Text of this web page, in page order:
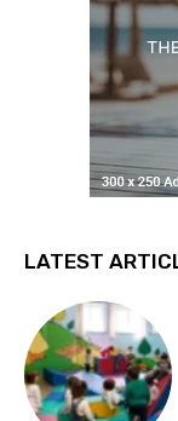
LATEST